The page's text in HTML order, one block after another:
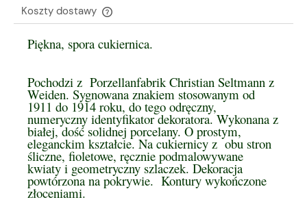
Koszty dostawy
Cena nie zawiera ewentualnych kosztów płatności
Piękna, spora cukiernica.
Pochodzi z Porzellanfabrik Christian Seltmann z
Weiden. Sygnowana znakiem stosowanym od
1911 do 1914 roku, do tego odręczny,
numeryczny identyfikator dekoratora. Wykonana z
białej, dość solidnej porcelany. O prostym,
eleganckim kształcie. Na cukiernicy z obu stron
śliczne, fioletowe, ręcznie podmalowywane
kwiaty i geometryczny szlaczek. Dekoracja
powtórzona na pokrywie. Kontury wykończone
złoceniami.